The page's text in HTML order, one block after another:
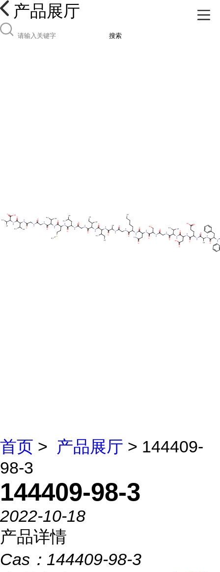
产品展厅
搜索
首页 > 产品展厅 > 144409-
98-3
144409-98-3
2022-10-18
产品详情
Cas： 144409-98-3